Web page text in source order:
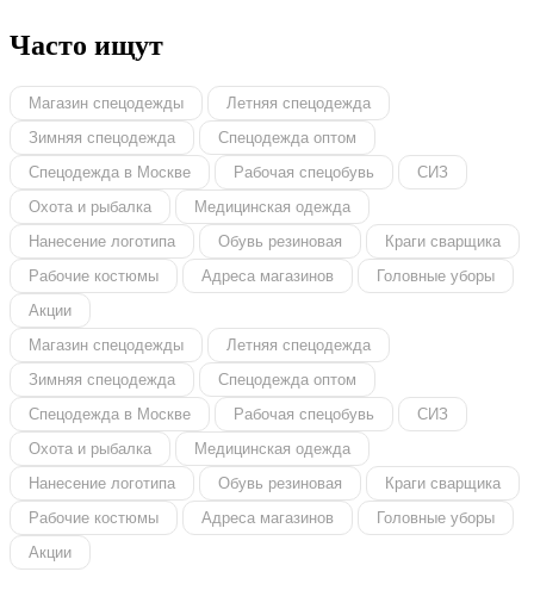
Часто ищут
Магазин спецодежды
Летняя спецодежда
Зимняя спецодежда
Спецодежда оптом
Спецодежда в Москве
Рабочая спецобувь
СИЗ
Охота и рыбалка
Медицинская одежда
Нанесение логотипа
Обувь резиновая
Краги сварщика
Рабочие костюмы
Адреса магазинов
Головные уборы
Акции
Магазин спецодежды
Летняя спецодежда
Зимняя спецодежда
Спецодежда оптом
Спецодежда в Москве
Рабочая спецобувь
СИЗ
Охота и рыбалка
Медицинская одежда
Нанесение логотипа
Обувь резиновая
Краги сварщика
Рабочие костюмы
Адреса магазинов
Головные уборы
Акции